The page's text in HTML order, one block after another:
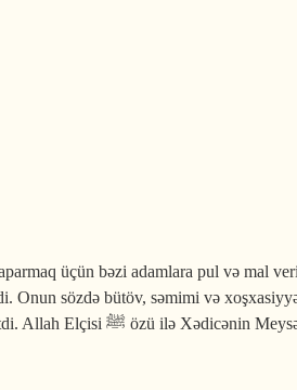
üçün bəzi adamlara pul və mal
Onun sözdə bütöv, səmimi və
Allah Elçisi ﷺ özü ilə Xədicənin